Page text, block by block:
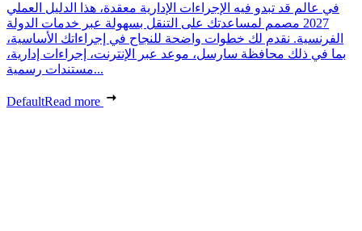
في عالم قد تبدو فيه الإجراءات الإدارية معقدة، هذا الدليل العملي
2027 مصمم لمساعدتك على التنقل بسهولة عبر خدمات الدولة
الفرنسية. نقدم لك خطوات واضحة للنجاح في إجراءاتك الأساسية،
بما في ذلك محافظة سارسل، موعد عبر الإنترنت، إجراءات إدارية،
مستندات رسمية...
DefaultRead more